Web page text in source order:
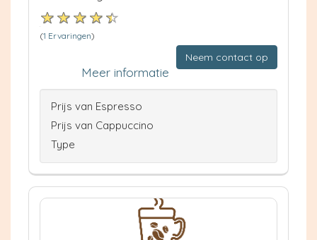
(1 Ervaringen)
Neem contact op
Meer informatie
Prijs van Espresso
Prijs van Cappuccino
Type